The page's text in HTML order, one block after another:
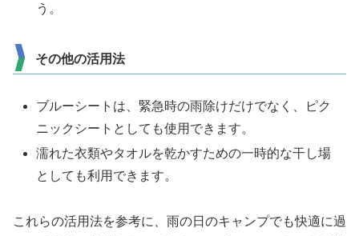
う。
その他の活用法
ブルーシートは、緊急時の雨除けだけでなく、ピク
ニックシートとしても使用できます。
濡れた衣類やタオルを乾かすための一時的な干し場
としても利用できます。
これらの活用法を参考に、雨の日のキャンプでも快適に過